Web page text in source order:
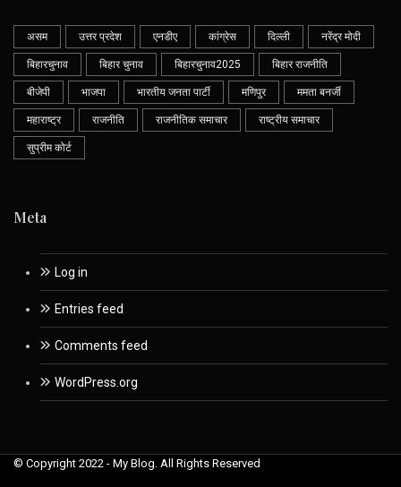
असम उत्तर प्रदेश एनडीए कांग्रेस दिल्ली नरेंद्र मोदी
बिहारचुनाव बिहार चुनाव बिहारचुनाव2025 बिहार राजनीति
बीजेपी भाजपा भारतीय जनता पार्टी मणिपुर ममता बनर्जी
महाराष्ट्र राजनीति राजनीतिक समाचार राष्ट्रीय समाचार
सुप्रीम कोर्ट
Meta
Log in
Entries feed
Comments feed
WordPress.org
© Copyright 2022 - My Blog. All Rights Reserved